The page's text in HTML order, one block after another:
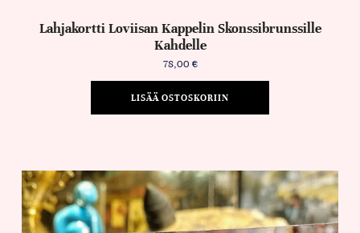
Lahjakortti Loviisan Kappelin Skonssibrunssille
Kahdelle
78,00 €
LISÄÄ OSTOSKORIIN